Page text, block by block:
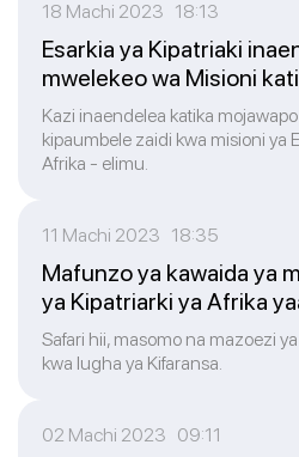
18 Machi 2023 18:13
Esarkia ya Kipatriaki
mwelekeo wa Misioni
Kazi inaendelea katika
kipaumbele zaidi kwa misioni ya
Afrika - elimu.
11 Machi 2023 18:35
Mafunzo ya kawaida ya
ya Kipatriarki ya Afrika
Safari hii, masomo na mazoezi
kwa lugha ya Kifaransa.
02 Machi 2023 09:11